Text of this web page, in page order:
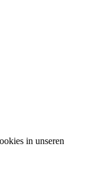
in unseren